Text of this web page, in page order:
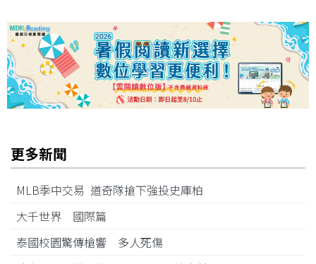
更多新聞
MLB季中交易 道奇隊搶下強投史庫柏
大千世界 國際篇
泰國校園驚傳槍響 多人死傷